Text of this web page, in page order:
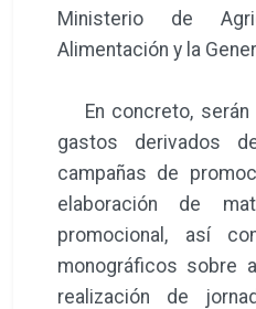
Ministerio de
Alimentación y la
En concreto, serán
gastos derivados
campañas de
elaboración de
promocional, así
monográficos sobre
realización de